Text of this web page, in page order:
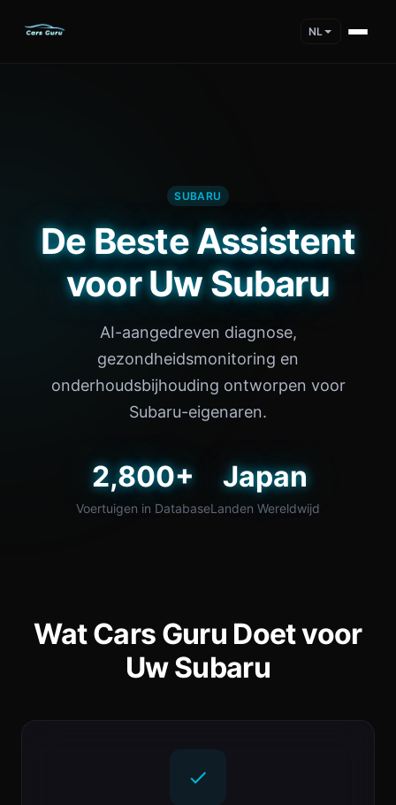
NL
SUBARU
De Beste Assistent
voor Uw Subaru
AI-aangedreven diagnose,
gezondheidsmonitoring en
onderhoudsbijhouding ontworpen voor
Subaru-eigenaren.
2,800+
Voertuigen in Database
Japan
Landen Wereldwijd
Wat Cars Guru Doet voor
Uw Subaru